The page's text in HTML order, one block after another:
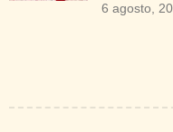
6 agosto,